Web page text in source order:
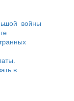
войны
в